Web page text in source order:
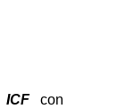
ICFcon